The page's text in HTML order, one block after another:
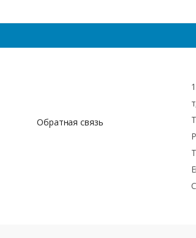
Обратная связь